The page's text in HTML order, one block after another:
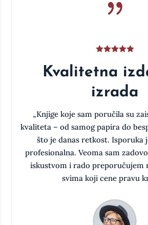
Kvalitetna
izrada
„Knjige koje sam poručila su
kvaliteta – od samog papira do
što je danas retkost. Isporuka
profesionalna. Veoma sam
iskustvom i rado preporučujem
svima koji cene pravu